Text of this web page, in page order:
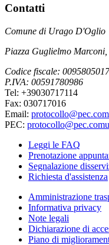
Contatti
Comune di Urago D'Oglio
Piazza Guglielmo
Codice fiscale:
P.IVA: 00591780986
Tel: +39030717114
Fax: 030717016
Email:
PEC:
Leggi le FAQ
Prenotazione
Segnalazione
Richiesta d'assistenza
Amministrazione
Informativa privacy
Note legali
Dichiarazione di
Piano di